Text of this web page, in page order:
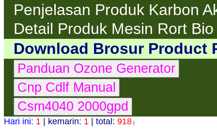
Penjelasan Produk Karbon
Detail Produk Mesin Rort
Download Brosur Product
Hari ini: 1 | kemarin: 1 | total: 918 |